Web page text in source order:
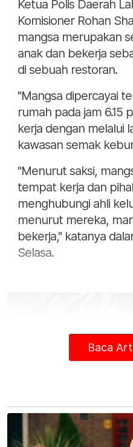
Ketua Polis Daerah
Komisioner Rohan
mangsa merupakan
anak dan bekerja
di sebuah restoran.
"Mangsa dipercayai
rumah pada jam 6.15
kerja dengan melalui
kawasan semak
"Menurut saksi,
tempat kerja dan
menghubungi ahli
menurut mereka,
bekerja," katanya
Selasa.
Baca